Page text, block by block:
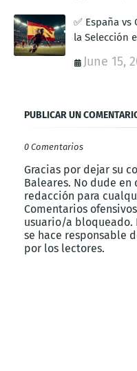
✅ España
la Selección
June 15,
PUBLICAR UN
0 Comentarios
Gracias por dejar su
Baleares. No dude
redacción para
Comentarios
usuario/a bloqueado.
se hace responsable
por los lectores.